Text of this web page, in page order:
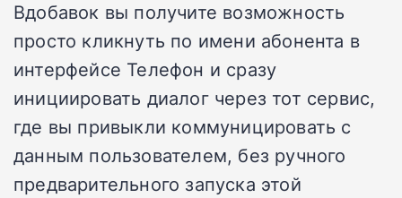
Вдобавок вы получите возможность
просто кликнуть по имени абонента в
интерфейсе Телефон и сразу
инициировать диалог через тот сервис,
где вы привыкли коммуницировать с
данным пользователем, без ручного
предварительного запуска этой